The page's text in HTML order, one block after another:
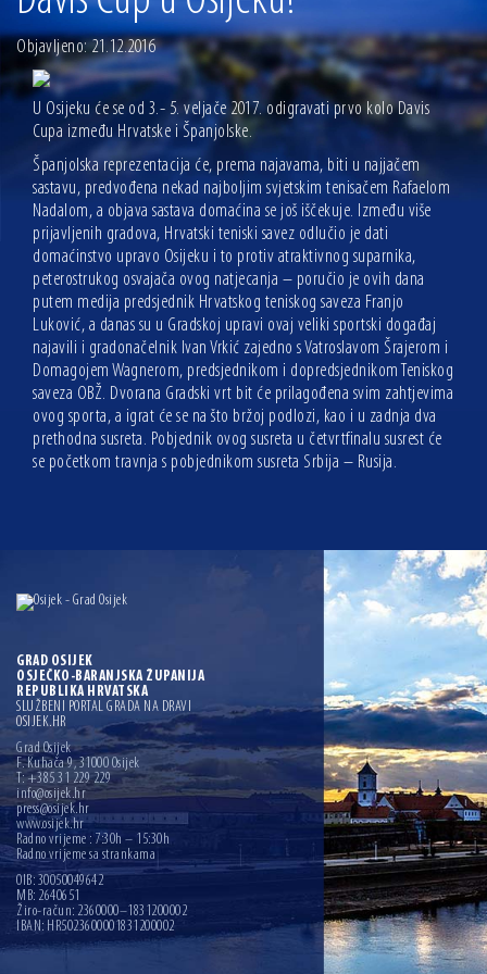
13.07.2026 | Ljetnim izdanjem Večeri vina i umjetnosti završen Vinski mjesec
07.07.2026 | Održana 8. sjednica Gradskog vijeća Grada Osijeka. Gradonačelnik
Radić istaknuo da je u osječke vrtiće upisan rekordan broj djece, te najavio cjelovitu
obnovu glavnog osječkog Trga Ante Starčevića
06.07.2026 | Brevis koncertom u Zlatnoj dvorani Musikvereina obilježio 30 godina
djelovanja
kontrolom
04.08.2026 | U Osijeku obilježen Dan pobjede i domovinske zahvalnosti i Dan
hrvatskih branitelja
Objavljeno: 21.12.2016
U Osijeku će se od 3.- 5. veljače 2017. odigravati prvo kolo Davis
Cupa između Hrvatske i Španjolske.
Španjolska reprezentacija će, prema najavama, biti u najjačem
sastavu, predvođena nekad najboljim svjetskim tenisačem Rafaelom
Nadalom, a objava sastava domaćina se još iščekuje. Između više
prijavljenih gradova, Hrvatski teniski savez odlučio je dati
domaćinstvo upravo Osijeku i to protiv atraktivnog suparnika,
peterostrukog osvajača ovog natjecanja – poručio je ovih dana
putem medija predsjednik Hrvatskog teniskog saveza Franjo
Luković, a danas su u Gradskoj upravi ovaj veliki sportski događaj
najavili i gradonačelnik Ivan Vrkić zajedno s Vatroslavom Šrajerom i
Domagojem Wagnerom, predsjednikom i dopredsjednikom Teniskog
saveza OBŽ. Dvorana Gradski vrt bit će prilagođena svim zahtjevima
ovog sporta, a igrat će se na što bržoj podlozi, kao i u zadnja dva
prethodna susreta. Pobjednik ovog susreta u četvrtfinalu susrest će
se početkom travnja s pobjednikom susreta Srbija – Rusija.
GRAD OSIJEK
OSJEČKO-BARANJSKA ŽUPANIJA
REPUBLIKA HRVATSKA
SLUŽBENI PORTAL GRADA NA DRAVI
OSIJEK.HR
Grad Osijek
F. Kuhača 9, 31000 Osijek
T: +385 31 229 229
info@osijek.hr
press@osijek.hr
www.osijek.hr
Radno vrijeme : 7:30h – 15:30h
Radno vrijeme sa strankama
OIB: 30050049642
MB: 2640651
Žiro-račun: 2360000–1831200002
IBAN: HR5023600001831200002